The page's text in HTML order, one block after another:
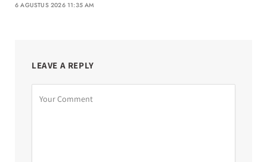
6 AGUSTUS 2026 11:35 AM
LEAVE A REPLY